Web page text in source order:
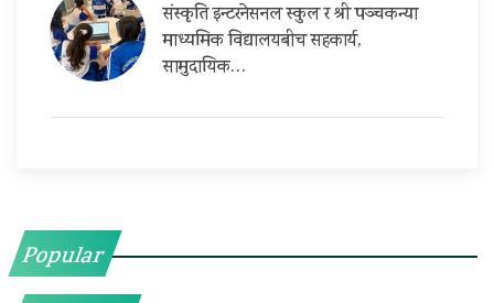
संस्कृति इन्टरनेसनल स्कुल र श्री पञ्चकन्या
माध्यमिक विद्यालयबीच सहकार्य,
सामुदायिक…
Popular